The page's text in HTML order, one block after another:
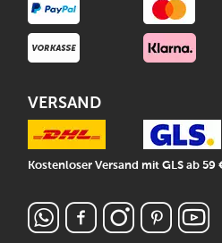
VERSAND
Kostenloser Versand mit GLS ab 59